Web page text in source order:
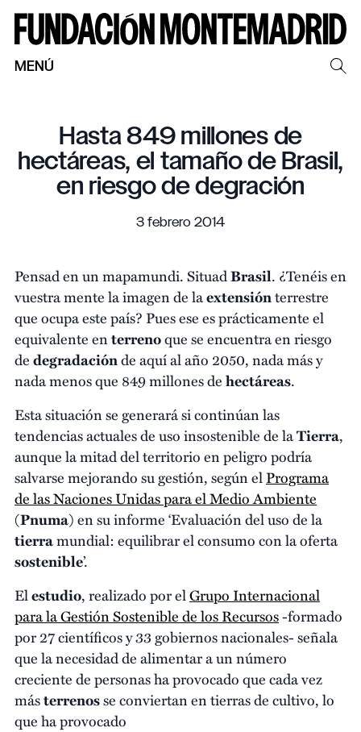
MENÚ
Hasta 849 millones de
hectáreas, el tamaño de Brasil,
en riesgo de degración
3 febrero 2014
Pensad en un mapamundi. SituadBrasil. ¿Tenéis en
vuestra mente la imagen de laextensiónterrestre
que ocupa este país? Pues ese es prácticamente el
equivalente enterrenoque se encuentra en riesgo
dedegradaciónde aquí al año 2050, nada más y
nada menos que 849 millones dehectáreas.
Esta situación se generará si continúan las
tendencias actuales de uso insostenible de laTierra,
aunque la mitad del territorio en peligro podría
salvarse mejorando su gestión, según elPrograma
de las Naciones Unidas para el Medio Ambiente
(Pnuma) en su informe ‘Evaluación del uso de la
tierramundial: equilibrar el consumo con la oferta
sostenible’.
Elestudio, realizado por elGrupo Internacional
para la Gestión Sostenible de los Recursos-formado
por 27 científicos y 33 gobiernos nacionales- señala
que la necesidad de alimentar a un número
creciente de personas ha provocado que cada vez
másterrenosse conviertan en tierras de cultivo, lo
que ha provocado